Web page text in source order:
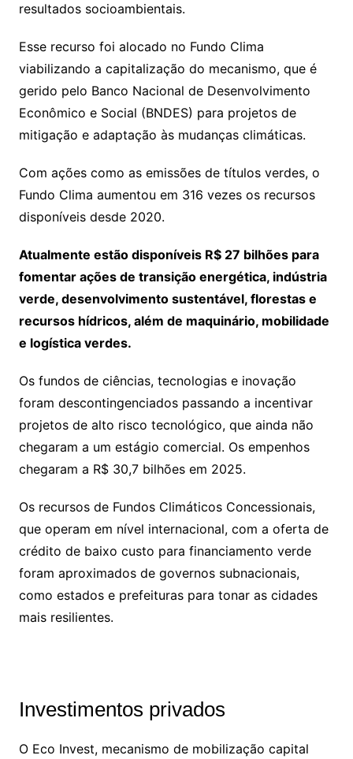
resultados socioambientais.
Esse recurso foi alocado no Fundo Clima
viabilizando a capitalização do mecanismo, que é
gerido pelo Banco Nacional de Desenvolvimento
Econômico e Social (BNDES) para projetos de
mitigação e adaptação às mudanças climáticas.
Com ações como as emissões de títulos verdes, o
Fundo Clima aumentou em 316 vezes os recursos
disponíveis desde 2020.
Atualmente estão disponíveis R$ 27 bilhões para
fomentar ações de transição energética, indústria
verde, desenvolvimento sustentável, florestas e
recursos hídricos, além de maquinário, mobilidade
e logística verdes.
Os fundos de ciências, tecnologias e inovação
foram descontingenciados passando a incentivar
projetos de alto risco tecnológico, que ainda não
chegaram a um estágio comercial. Os empenhos
chegaram a R$ 30,7 bilhões em 2025.
Os recursos de Fundos Climáticos Concessionais,
que operam em nível internacional, com a oferta de
crédito de baixo custo para financiamento verde
foram aproximados de governos subnacionais,
como estados e prefeituras para tonar as cidades
mais resilientes.
Investimentos privados
O Eco Invest, mecanismo de mobilização capital